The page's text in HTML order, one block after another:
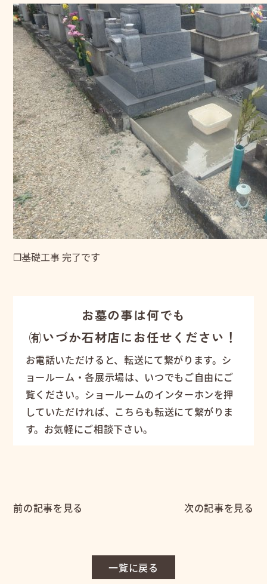
❒基礎工事 完了です
お墓の事は何でも
㈲いづか石材店にお任せください！
お電話いただけると、転送にて繋がります。シ
ョールーム・各展示場は、いつでもご自由にご
覧ください。ショールームのインターホンを押
していただければ、こちらも転送にて繋がりま
す。お気軽にご相談下さい。
前の記事を見る
一覧に戻る
次の記事を見る